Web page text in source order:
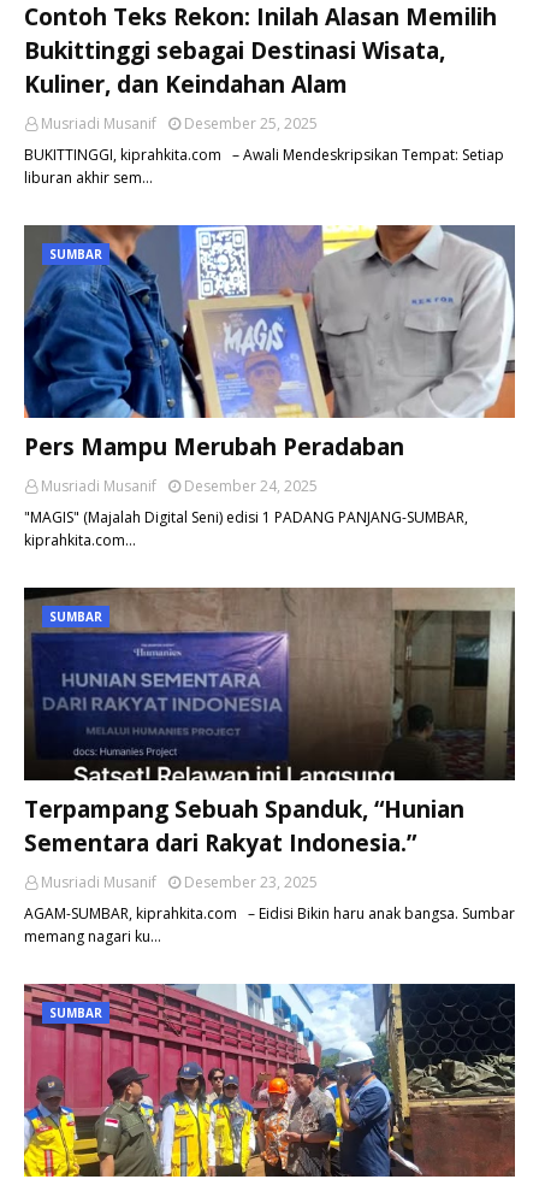
Contoh Teks Rekon: Inilah Alasan Memilih
Bukittinggi sebagai Destinasi Wisata,
Kuliner, dan Keindahan Alam
Musriadi Musanif
Desember 25, 2025
BUKITTINGGI, kiprahkita.com – Awali Mendeskripsikan Tempat: Setiap
liburan akhir sem…
SUMBAR
Pers Mampu Merubah Peradaban
Musriadi Musanif
Desember 24, 2025
"MAGIS" (Majalah Digital Seni) edisi 1 PADANG PANJANG-SUMBAR,
kiprahkita.com…
SUMBAR
Terpampang Sebuah Spanduk, “Hunian
Sementara dari Rakyat Indonesia.”
Musriadi Musanif
Desember 23, 2025
AGAM-SUMBAR, kiprahkita.com – Eidisi Bikin haru anak bangsa. Sumbar
memang nagari ku…
SUMBAR